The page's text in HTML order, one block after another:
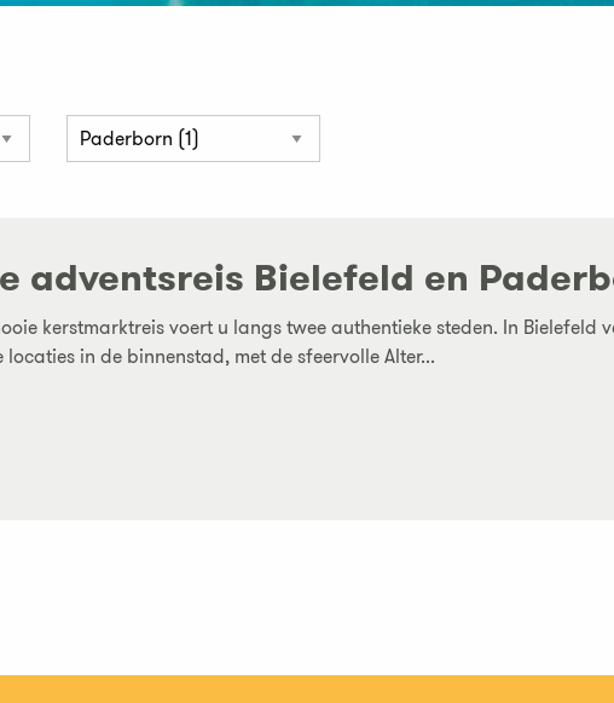
adventsreis Bielefeld en
kerstmarktreis voert u langs twee authentieke steden. In Bielefeld
in de binnenstad, met de sfeervolle Alter...